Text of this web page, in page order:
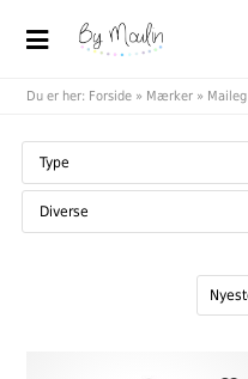
Du er her: Forside » Mærker » Maileg
Type
Diverse